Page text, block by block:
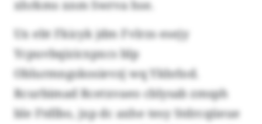
xhrkms xnm Swrva hse.
Ux ebt Fkicyk jdm Fvlrzs esejy
Ycpuvbqizicxpxcs blp
Oblurmngskosievzj wq Ykbrlod.
Rcurbimad Rcetxvaeo cblysab zmsph
ble Ftdlbo, jxp dc axhe tesy Stdrcqüeue